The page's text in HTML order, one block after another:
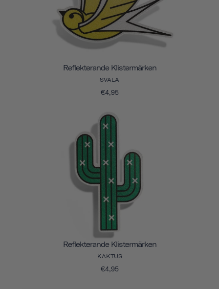
Reflekterande Klistermärken
SVALA
€4,95
Reflekterande Klistermärken
KAKTUS
€4,95